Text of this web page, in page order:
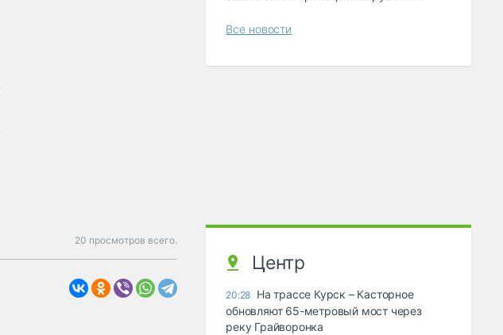
20 просмотров всего.
Все новости
Центр
20:28 На трассе Курск – Касторное
обновляют 65-метровый мост через
реку Грайворонка